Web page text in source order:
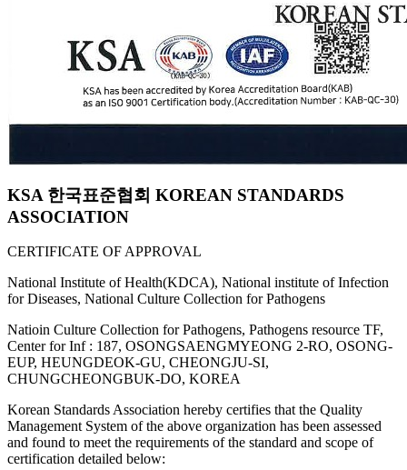
KSA 한국표준협회 KOREAN STANDARDS
ASSOCIATION
CERTIFICATE OF APPROVAL
National Institute of Health(KDCA), National institute of Infection
for Diseases, National Culture Collection for Pathogens
Natioin Culture Collection for Pathogens, Pathogens resource TF,
Center for Inf : 187, OSONGSAENGMYEONG 2-RO, OSONG-
EUP, HEUNGDEOK-GU, CHEONGJU-SI,
CHUNGCHEONGBUK-DO, KOREA
Korean Standards Association hereby certifies that the Quality
Management System of the above organization has been assessed
and found to meet the requirements of the standard and scope of
certification detailed below: